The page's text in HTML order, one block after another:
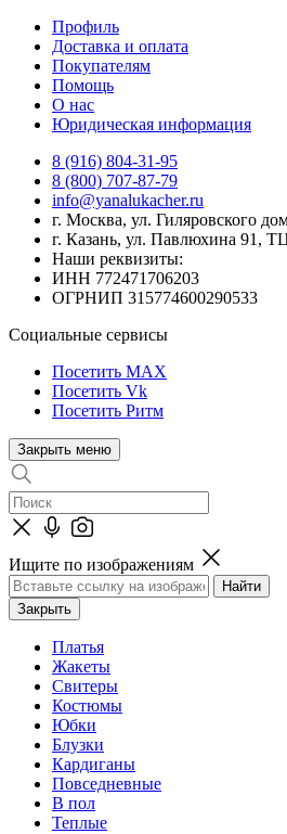
Профиль
Доставка и оплата
Покупателям
Помощь
О нас
Юридическая информация
8 (916) 804-31-95
8 (800) 707-87-79
info@yanalukacher.ru
г. Москва, ул. Гиляровского
г. Казань, ул. Павлюхина 91,
Наши реквизиты:
ИНН 772471706203
ОГРНИП 315774600290533
Социальные сервисы
Посетить MAX
Посетить Vk
Посетить Ритм
Закрыть меню
Ищите по изображениям
Закрыть
Платья
Жакеты
Свитеры
Костюмы
Юбки
Блузки
Кардиганы
Повседневные
В пол
Теплые